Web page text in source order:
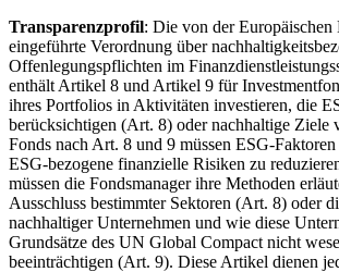
Transparenzprofil: Die von der Europäischen
eingeführte Verordnung über
Offenlegungspflichten im
enthält Artikel 8 und Artikel 9 für
ihres Portfolios in Aktivitäten investieren, die
berücksichtigen (Art. 8) oder nachhaltige Ziele
Fonds nach Art. 8 und 9 müssen ESG-
ESG-bezogene finanzielle Risiken zu
müssen die Fondsmanager ihre Methoden
Ausschluss bestimmter Sektoren (Art. 8) oder
nachhaltiger Unternehmen und wie diese
Grundsätze des UN Global Compact nicht
beeinträchtigen (Art. 9). Diese Artikel dienen